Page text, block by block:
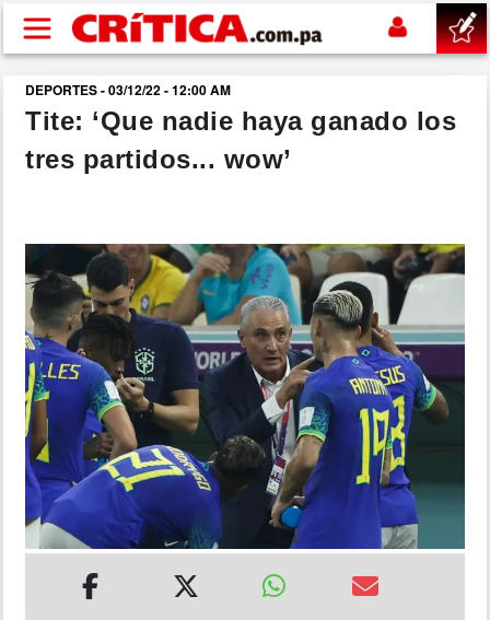
Pasar al contenido principal
buscar
SUCESOS
POLÍTICA
SHOW
DEPORTES
MUNDO
INSÓLITAS
MULTIMEDIA
DEPORTES - 03/12/22 - 12:00 AM
Tite: ‘Que nadie haya ganado los
tres partidos... wow’